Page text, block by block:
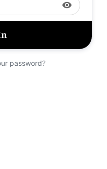
visibility
password?